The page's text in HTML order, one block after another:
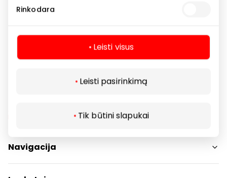
Rinkodara
Leisti visus
Leisti pasirinkimą
Tik būtini slapukai
perkantiems virš 19 Eur. Negalioja prekių
Navigacija
Parduotuvės